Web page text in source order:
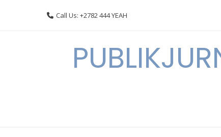
Call Us: +2782 444 YEAH